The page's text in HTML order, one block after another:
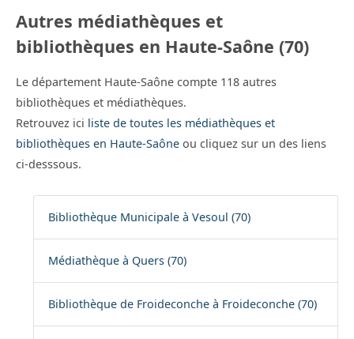
Autres médiathèques et
bibliothèques en Haute-Saône (70)
Le département Haute-Saône compte 118 autres
bibliothèques et médiathèques.
Retrouvez ici liste de toutes les médiathèques et
bibliothèques en Haute-Saône ou cliquez sur un des liens
ci-desssous.
Bibliothèque Municipale à Vesoul (70)
Médiathèque à Quers (70)
Bibliothèque de Froideconche à Froideconche (70)